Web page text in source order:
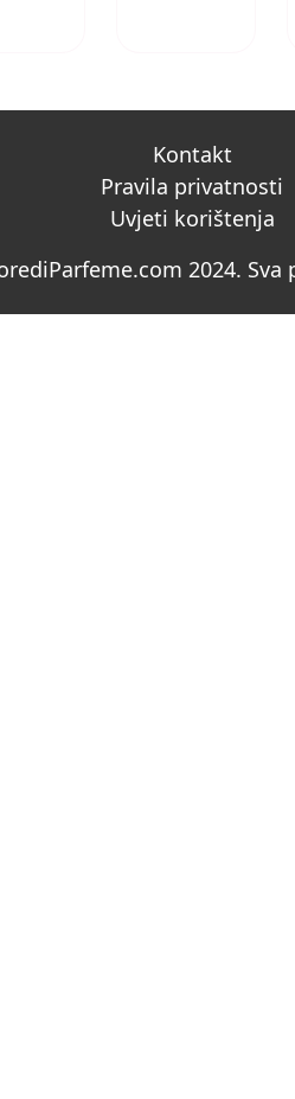
Kontakt
Pravila privatnosti
Uvjeti korištenja
2024. Sva